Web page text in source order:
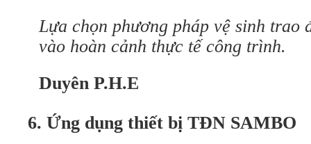
Lựa chọn phương pháp vệ sinh trao
vào hoàn cảnh thực tế công trình.
Duyên P.H.E
6. Ứng dụng thiết bị TĐN SAMBO